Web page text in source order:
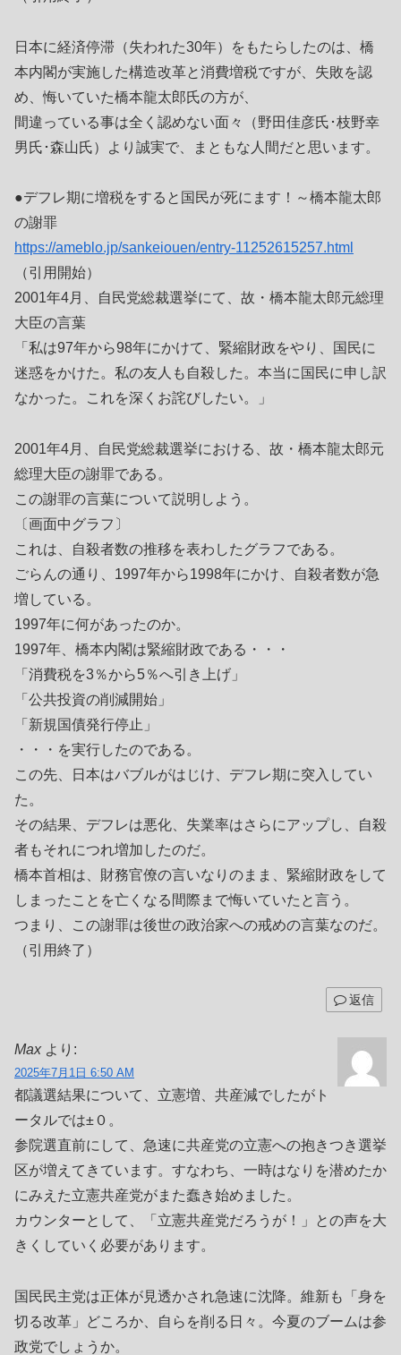
日本に経済停滞（失われた30年）をもたらしたのは、橋
本内閣が実施した構造改革と消費増税ですが、失敗を認
め、悔いていた橋本龍太郎氏の方が、
間違っている事は全く認めない面々（野田佳彦氏･枝野幸
男氏･森山氏）より誠実で、まともな人間だと思います。
●デフレ期に増税をすると国民が死にます！～橋本龍太郎
の謝罪
https://ameblo.jp/sankeiouen/entry-11252615257.html
（引用開始）
2001年4月、自民党総裁選挙にて、故・橋本龍太郎元総理
大臣の言葉
「私は97年から98年にかけて、緊縮財政をやり、国民に
迷惑をかけた。私の友人も自殺した。本当に国民に申し訳
なかった。これを深くお詫びしたい。」
2001年4月、自民党総裁選挙における、故・橋本龍太郎元
総理大臣の謝罪である。
この謝罪の言葉について説明しよう。
〔画面中グラフ〕
これは、自殺者数の推移を表わしたグラフである。
ごらんの通り、1997年から1998年にかけ、自殺者数が急
増している。
1997年に何があったのか。
1997年、橋本内閣は緊縮財政である・・・
「消費税を3％から5％へ引き上げ」
「公共投資の削減開始」
「新規国債発行停止」
・・・を実行したのである。
この先、日本はバブルがはじけ、デフレ期に突入してい
た。
その結果、デフレは悪化、失業率はさらにアップし、自殺
者もそれにつれ増加したのだ。
橋本首相は、財務官僚の言いなりのまま、緊縮財政をして
しまったことを亡くなる間際まで悔いていたと言う。
つまり、この謝罪は後世の政治家への戒めの言葉なのだ。
（引用終了）
返信
Max より:
2025年7月1日 6:50 AM
都議選結果について、立憲増、共産減でしたがト
ータルでは±０。
参院選直前にして、急速に共産党の立憲への抱きつき選挙
区が増えてきています。すなわち、一時はなりを潜めたか
にみえた立憲共産党がまた蠢き始めました。
カウンターとして、「立憲共産党だろうが！」との声を大
きくしていく必要があります。
国民民主党は正体が見透かされ急速に沈降。維新も「身を
切る改革」どころか、自らを削る日々。今夏のブームは参
政党でしょうか。